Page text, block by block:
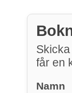
får en
Namn